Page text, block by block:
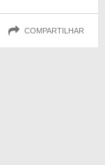
COMPARTILHAR